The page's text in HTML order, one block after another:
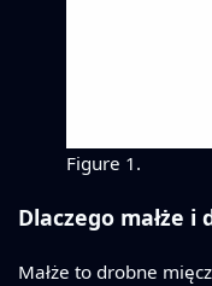
Figure 1.
Dlaczego małże i
Małże to drobne